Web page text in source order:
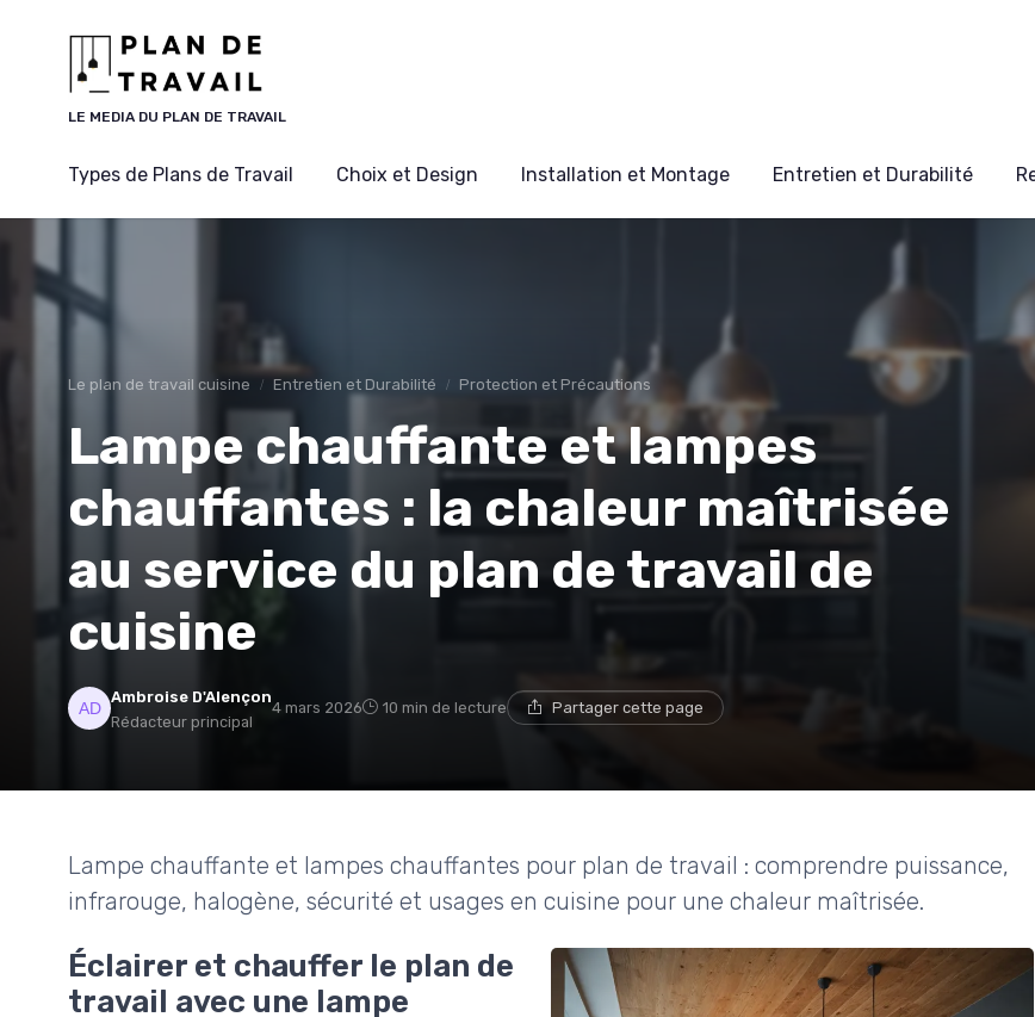
LE MEDIA DU PLAN DE TRAVAIL
Types de Plans de Travail Choix et Design Installation et Montage Entretien et Durabilité
Le plan de travail cuisine Entretien et Durabilité Protection et Précautions
Lampe chauffante et lampes
chauffantes : la chaleur maîtrisée
au service du plan de travail de
cuisine
Ambroise D'Alençon
Rédacteur principal
4 mars 2026 10 min de lecture Partager cette page
Lampe chauffante et lampes chauffantes pour plan de travail : comprendre puissance,
infrarouge, halogène, sécurité et usages en cuisine pour une chaleur maîtrisée.
Éclairer et chauffer le plan de
travail avec une lampe